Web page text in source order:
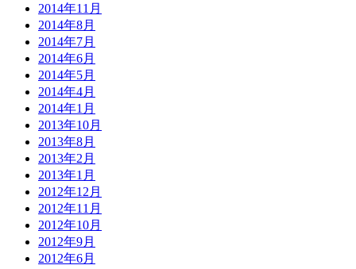
2014年11月
2014年8月
2014年7月
2014年6月
2014年5月
2014年4月
2014年1月
2013年10月
2013年8月
2013年2月
2013年1月
2012年12月
2012年11月
2012年10月
2012年9月
2012年6月